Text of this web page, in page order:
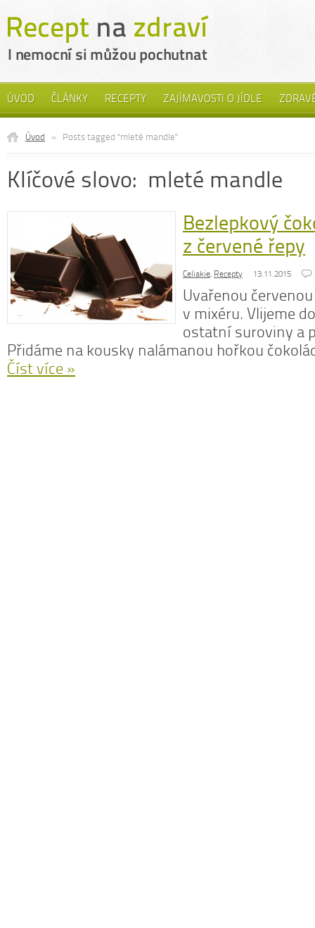
ÚVOD ČLÁNKY RECEPTY ZAJÍMAVOSTI O JÍDLE
Úvod » Posts tagged "mleté mandle"
Klíčové slovo: mleté mandle
Bezlepkový
z červené řepy
Celiakie, Recepty 13.11.2015
Uvařenou
v mixéru. Vlijeme
ostatní suroviny a
Přidáme na kousky nalámanou hořkou
Číst více »